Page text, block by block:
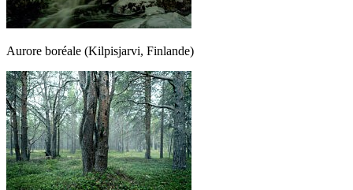
Aurore boréale (Kilpisjarvi, Finlande)